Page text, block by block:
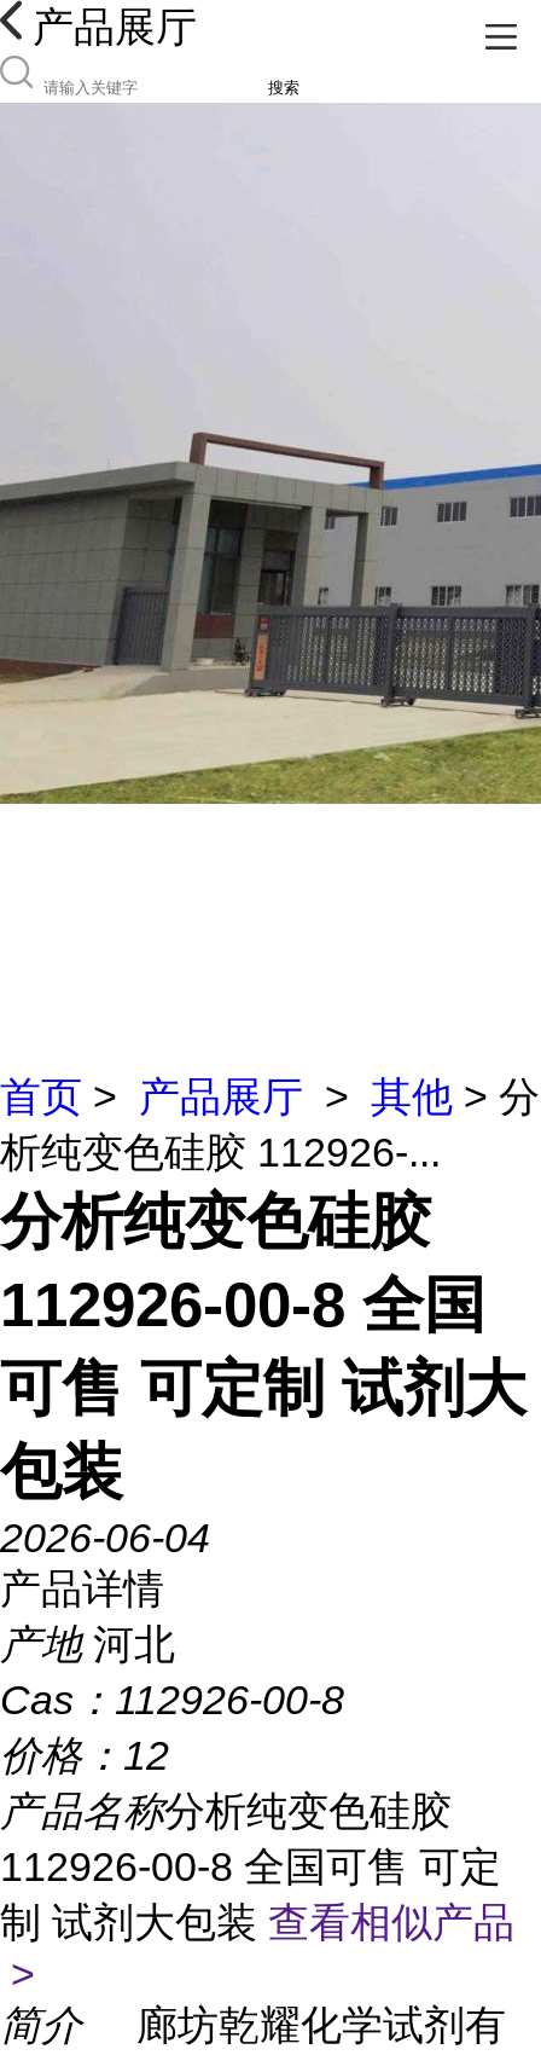
产品展厅
搜索
首页 > 产品展厅 > 其他 > 分
析纯变色硅胶 112926-...
分析纯变色硅胶
112926-00-8 全国
可售 可定制 试剂大
包装
2026-06-04
产品详情
产地 河北
Cas： 112926-00-8
价格： 12
产品名称分析纯变色硅胶
112926-00-8 全国可售 可定
制 试剂大包装 查看相似产品
>
简介
廊坊乾耀化学试剂有